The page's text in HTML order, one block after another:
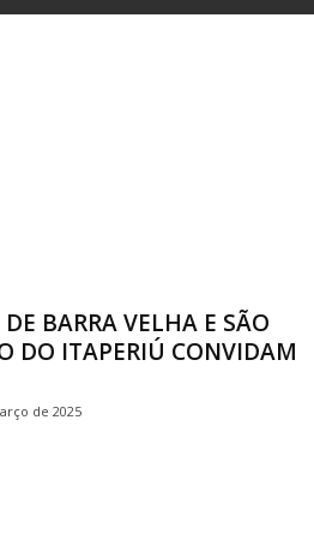
DE BARRA VELHA E SÃO
DO ITAPERIÚ CONVIDAM
de 2025